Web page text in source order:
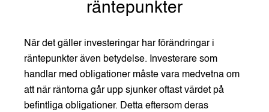
räntepunkter
När det gäller investeringar har förändringar i
räntepunkter även betydelse. Investerare som
handlar med obligationer måste vara medvetna om
att när räntorna går upp sjunker oftast värdet på
befintliga obligationer. Detta eftersom deras